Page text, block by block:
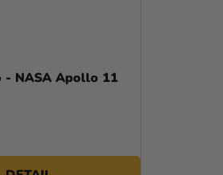
- NASA Apollo 11